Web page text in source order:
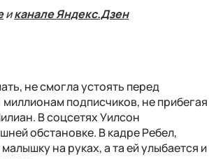
иканале Яндекс.Дзен
не смогла устоять перед
подписчиков, не прибегая
В соцсетях Уилсон
обстановке. В кадре Ребел,
на руках, а та ей улыбается и